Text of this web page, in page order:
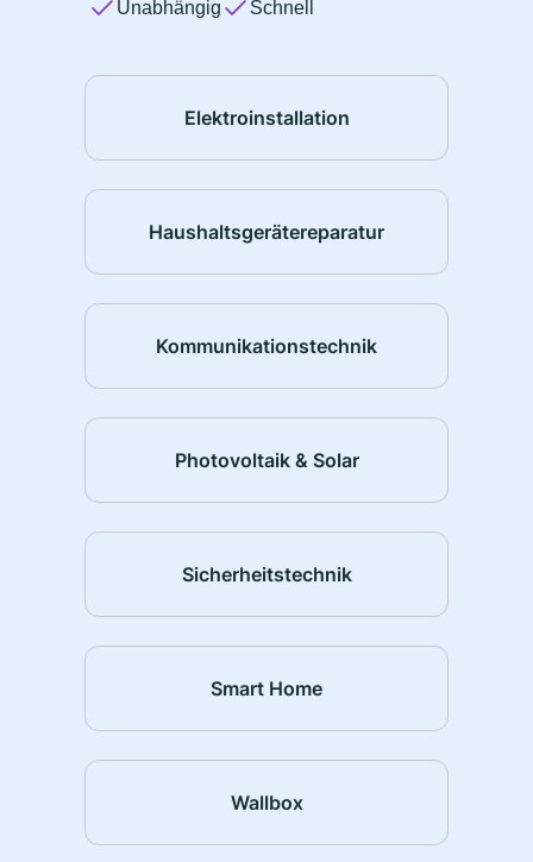
Unabhängig
Schnell
Elektroinstallation
Haushaltsgerätereparatur
Kommunikationstechnik
Photovoltaik & Solar
Sicherheitstechnik
Smart Home
Wallbox